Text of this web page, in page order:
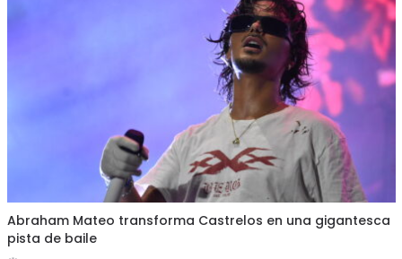
Abraham Mateo transforma Castrelos en una gigantesca
pista de baile